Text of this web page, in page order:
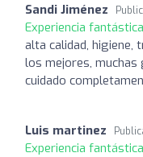
Sandi Jiménez
Experiencia
alta calidad, higiene,
los mejores,
cuidado
Luis martinez
Experiencia